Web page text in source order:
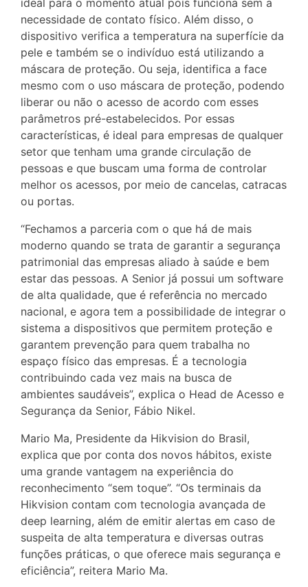
ideal para o momento atual pois funciona sem a
necessidade de contato físico. Além disso, o
dispositivo verifica a temperatura na superfície da
pele e também se o indivíduo está utilizando a
máscara de proteção. Ou seja, identifica a face
mesmo com o uso máscara de proteção, podendo
liberar ou não o acesso de acordo com esses
parâmetros pré-estabelecidos. Por essas
características, é ideal para empresas de qualquer
setor que tenham uma grande circulação de
pessoas e que buscam uma forma de controlar
melhor os acessos, por meio de cancelas, catracas
ou portas.
“Fechamos a parceria com o que há de mais
moderno quando se trata de garantir a segurança
patrimonial das empresas aliado à saúde e bem
estar das pessoas. A Senior já possui um software
de alta qualidade, que é referência no mercado
nacional, e agora tem a possibilidade de integrar o
sistema a dispositivos que permitem proteção e
garantem prevenção para quem trabalha no
espaço físico das empresas. É a tecnologia
contribuindo cada vez mais na busca de
ambientes saudáveis”, explica o Head de Acesso e
Segurança da Senior, Fábio Nikel.
Mario Ma, Presidente da Hikvision do Brasil,
explica que por conta dos novos hábitos, existe
uma grande vantagem na experiência do
reconhecimento “sem toque”. “Os terminais da
Hikvision contam com tecnologia avançada de
deep learning, além de emitir alertas em caso de
suspeita de alta temperatura e diversas outras
funções práticas, o que oferece mais segurança e
eficiência”, reitera Mario Ma.